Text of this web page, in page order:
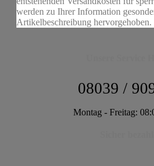
werden zu Ihrer Information
Artikelbeschreibung hervorgehoben.
08039 /
Montag - Freitag: